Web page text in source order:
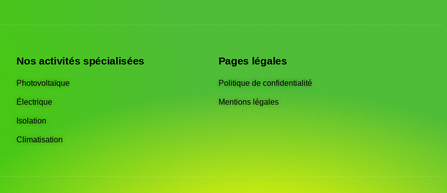
Nos activités spécialisées
Photovoltaïque
Électrique
Isolation
Climatisation
Pages légales
Politique de confidentialité
Mentions légales